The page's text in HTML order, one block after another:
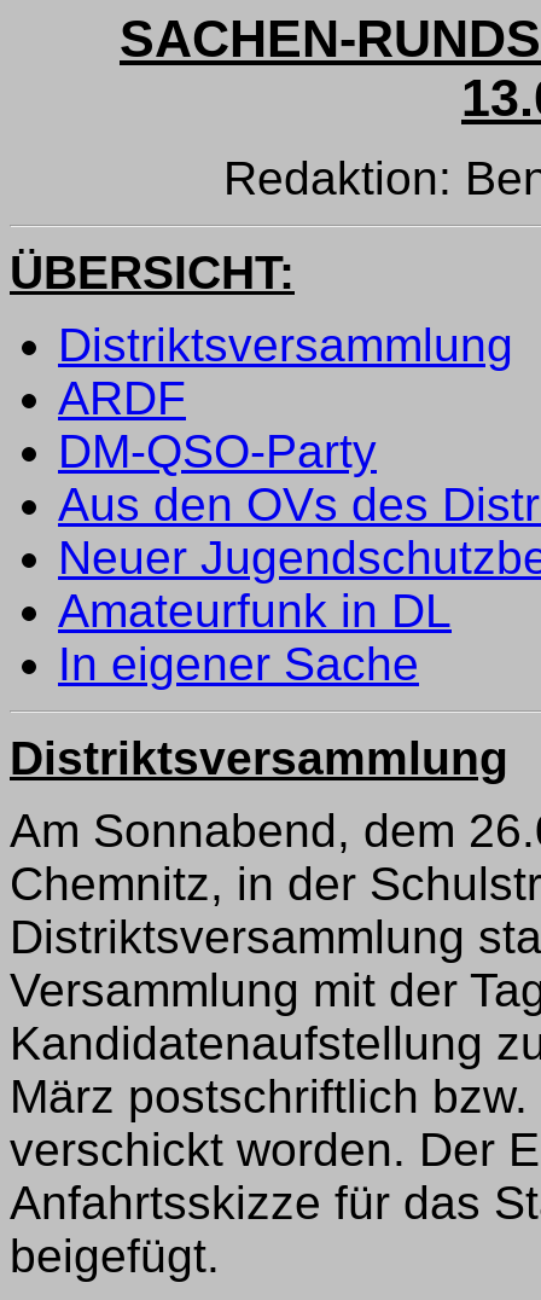
SACHEN-
Redaktion:
ÜBERSICHT:
Distriktsversammlung
ARDF
DM-QSO-Party
Aus den OVs des
Neuer
Amateurfunk in DL
In eigener Sache
Distriktsversammlung
Am Sonnabend, dem
Chemnitz, in der
Distriktsversammlung
Versammlung mit der
Kandidatenaufstellung
März postschriftlich
verschickt worden. Der
Anfahrtsskizze für das
beigefügt.